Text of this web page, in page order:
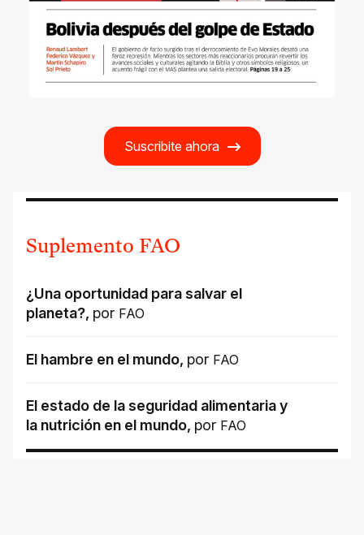
Suscribite ahora
Suplemento FAO
¿Una oportunidad para salvar el
planeta?, por FAO
El hambre en el mundo, por FAO
El estado de la seguridad alimentaria y
la nutrición en el mundo, por FAO